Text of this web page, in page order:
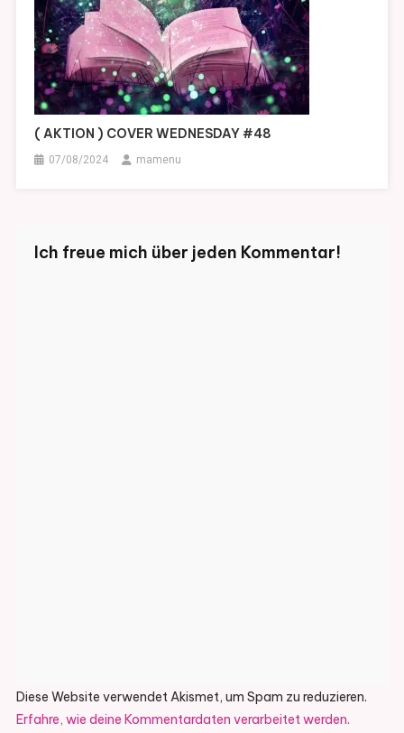
( AKTION ) COVER WEDNESDAY #48
07/08/2024 mamenu
Ich freue mich über jeden Kommentar!
Diese Website verwendet Akismet, um Spam zu reduzieren.
Erfahre, wie deine Kommentardaten verarbeitet werden.